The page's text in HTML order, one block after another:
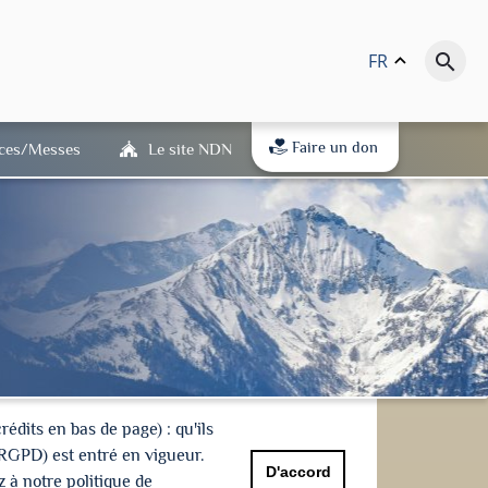
FR keyboard_arrow_up search
Messes Le site NDN Faire un don
en bas de page) : qu'ils
est entré en vigueur.
à notre politique de
D'accord